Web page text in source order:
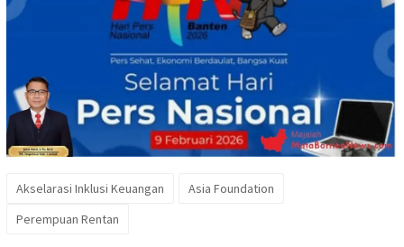
Akselarasi Inklusi Keuangan
Asia Foundation
Perempuan Rentan